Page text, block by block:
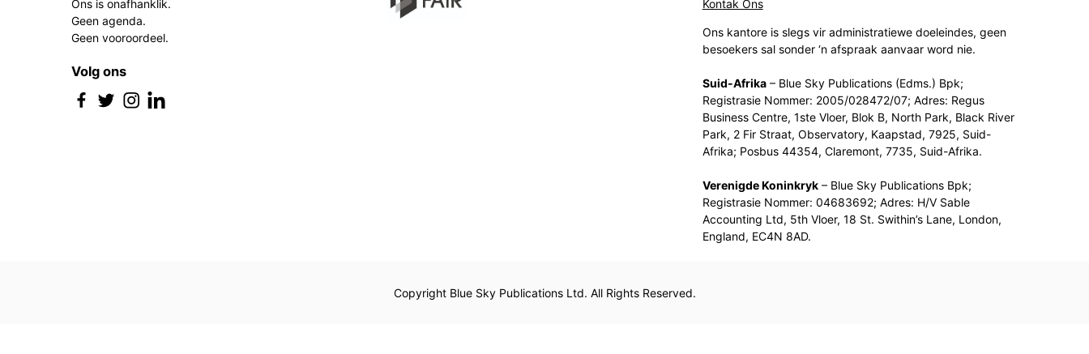
Ons is onafhanklik.
Geen agenda.
Geen vooroordeel.
Volg ons
Kontak Ons
Ons kantore is slegs vir administratiewe doeleindes, geen
besoekers sal sonder ‘n afspraak aanvaar word nie.
Suid-Afrika– Blue Sky Publications (Edms.) Bpk;
Registrasie Nommer: 2005/028472/07; Adres: Regus
Business Centre, 1ste Vloer, Blok B, North Park, Black River
Park, 2 Fir Straat, Observatory, Kaapstad, 7925, Suid-
Afrika; Posbus 44354, Claremont, 7735, Suid-Afrika.
Verenigde Koninkryk– Blue Sky Publications Bpk;
Registrasie Nommer: 04683692; Adres: H/V Sable
Accounting Ltd, 5th Vloer, 18 St. Swithin’s Lane, London,
England, EC4N 8AD.
Copyright Blue Sky Publications Ltd. All Rights Reserved.